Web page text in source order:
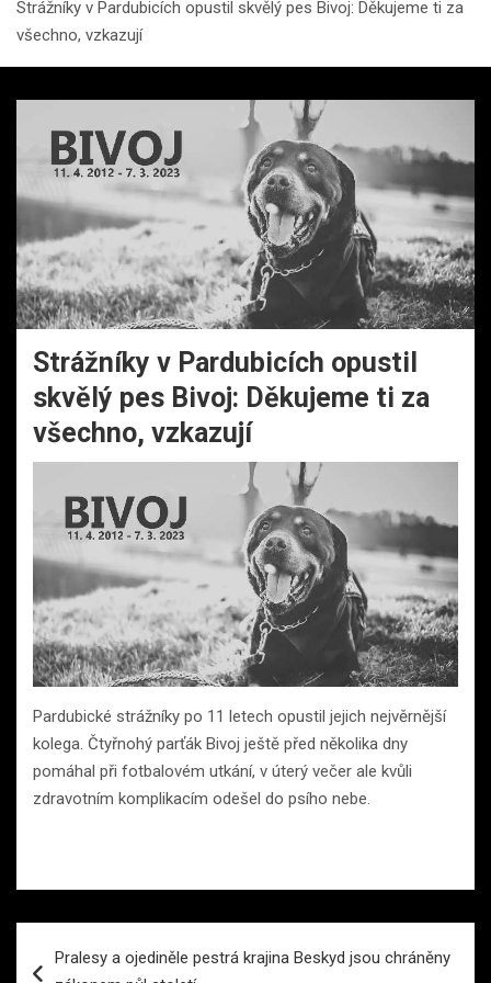
Strážníky v Pardubicích opustil skvělý pes Bivoj: Děkujeme ti za
všechno, vzkazují
Strážníky v Pardubicích opustil
skvělý pes Bivoj: Děkujeme ti za
všechno, vzkazují
Pardubické strážníky po 11 letech opustil jejich nejvěrnější
kolega. Čtyřnohý parťák Bivoj ještě před několika dny
pomáhal při fotbalovém utkání, v úterý večer ale kvůli
zdravotním komplikacím odešel do psího nebe.
proPralesy a ojediněle pestrá krajina Beskyd jsou chráněny